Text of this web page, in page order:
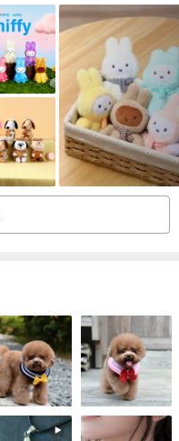
goods】
Italy
case full-covered 3D
for the new induction